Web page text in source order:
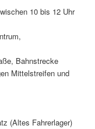
10 bis 12 Uhr
Bahnstrecke
Mittelstreifen und
(Altes Fahrerlager)